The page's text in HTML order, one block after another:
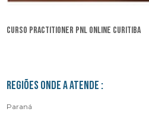
curso practitioner pnl online Curitiba
Regiões onde a atende :
Paraná